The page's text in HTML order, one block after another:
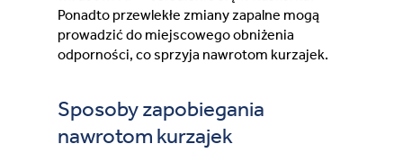
Ponadto przewlekłe zmiany zapalne mogą
prowadzić do miejscowego obniżenia
odporności, co sprzyja nawrotom kurzajek.
Sposoby zapobiegania
nawrotom kurzajek